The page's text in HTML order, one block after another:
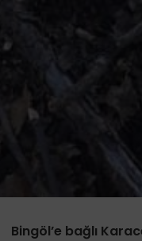
Bingöl’e bağlı